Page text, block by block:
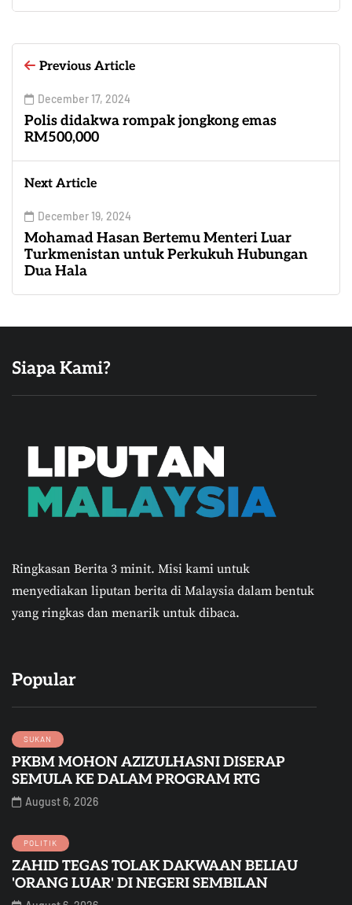
Previous Article
December 17, 2024
Polis didakwa rompak jongkong emas
RM500,000
Next Article
December 19, 2024
Mohamad Hasan Bertemu Menteri Luar
Turkmenistan untuk Perkukuh Hubungan
Dua Hala
Siapa Kami?
Ringkasan Berita 3 minit. Misi kami untuk
menyediakan liputan berita di Malaysia dalam bentuk
yang ringkas dan menarik untuk dibaca.
Popular
SUKAN
PKBM MOHON AZIZULHASNI DISERAP
SEMULA KE DALAM PROGRAM RTG
August 6, 2026
POLITIK
ZAHID TEGAS TOLAK DAKWAAN BELIAU
'ORANG LUAR' DI NEGERI SEMBILAN